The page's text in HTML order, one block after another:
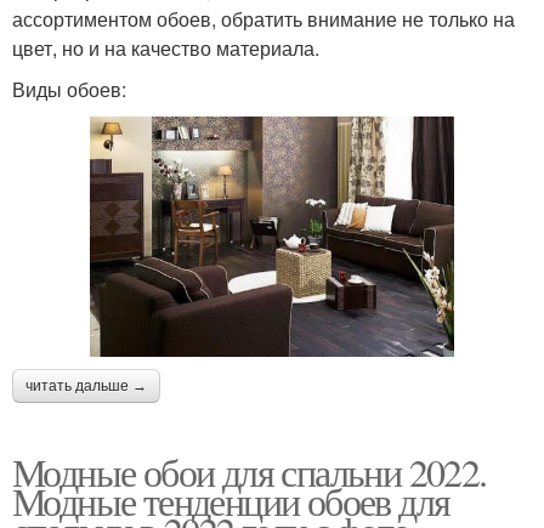
ассортиментом обоев, обратить внимание не только на
цвет, но и на качество материала.
Виды обоев:
читать дальше →
Модные обои для спальни 2022.
Модные тенденции обоев для